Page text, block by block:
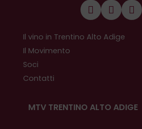
Il vino in Trentino Alto Adige
Il Movimento
Soci
Contatti
MTV TRENTINO ALTO ADIGE